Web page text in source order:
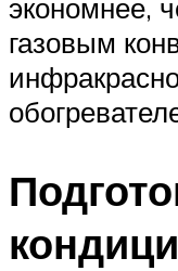
экономнее,
газовым